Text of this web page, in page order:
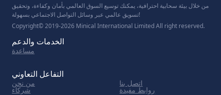
من خلال بيئة سحابية احترافية، يمكنك توسيع السوق العالمي بأمان وكفاءة، وتحقيق
تسويق عالمي عبر وسائل التواصل الاجتماعي بسهولة!
Copyright© 2019-2026 Minical International Limited All right reserved.
الخدمات والدعم
مساعدة
التفاعل التعاوني
من نحن اتصل بنا
شركاء روابط مفيدة